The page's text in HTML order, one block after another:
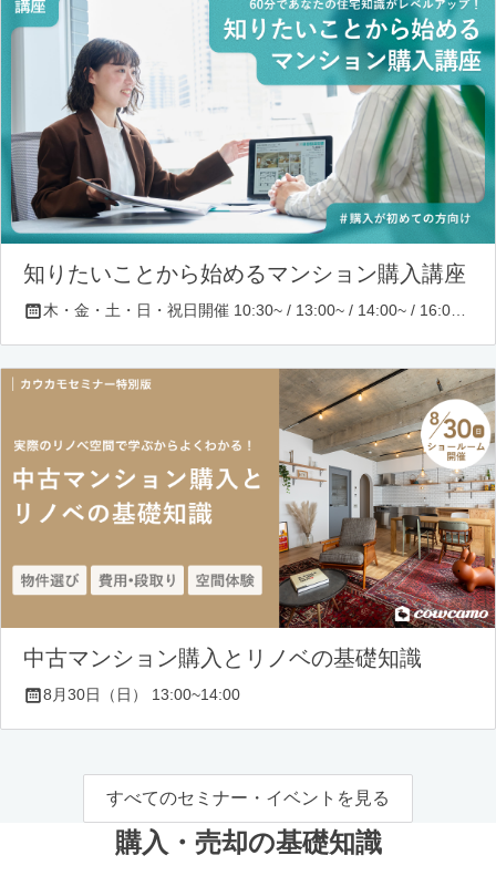
知りたいことから始めるマンション購入講座
木・金・土・日・祝日開催 10:30~ / 13:00~ / 14:00~ / 16:00~ / 17:00~/ 18:30~/ 19:30~
中古マンション購入とリノベの基礎知識
8月30日（日） 13:00~14:00
すべてのセミナー・イベントを見る
購入・売却の基礎知識